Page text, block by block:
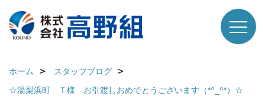
ホーム
スタッフブログ
☆湯梨浜町 Ｔ様 お引渡しおめでとうございます（*^_^*）☆